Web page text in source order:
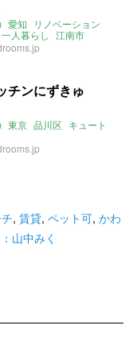
愛知
リノベーション
一人暮らし 江南市
チンにずきゅ
東京 品川区 キュート
, 賃貸, ペット可, かわ
山中みく